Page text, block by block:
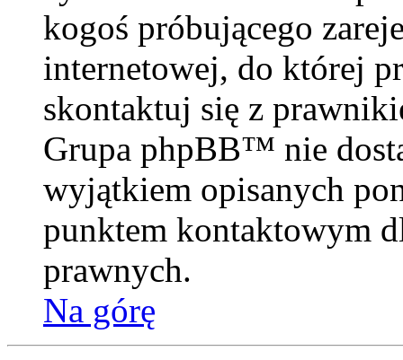
kogoś próbującego
internetowej, do której
skontaktuj się z
Grupa phpBB™ nie
wyjątkiem opisanych
punktem kontaktowym
prawnych.
Na górę